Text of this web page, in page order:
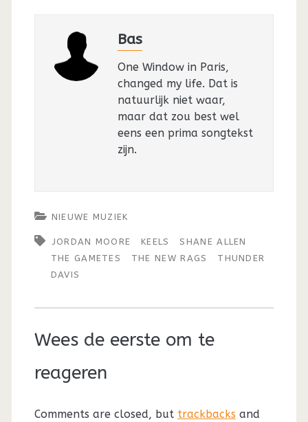
Bas
One Window in Paris,
changed my life. Dat is
natuurlijk niet waar,
maar dat zou best wel
eens een prima songtekst
zijn.
NIEUWE MUZIEK
JORDAN MOORE KEELS
SHANE ALLEN
THE GAMETES
THE NEW RAGS
THUNDER
DAVIS
Wees de eerste om te
reageren
Comments are closed, but trackbacks and